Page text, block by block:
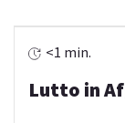
<1 min.
Lutto in